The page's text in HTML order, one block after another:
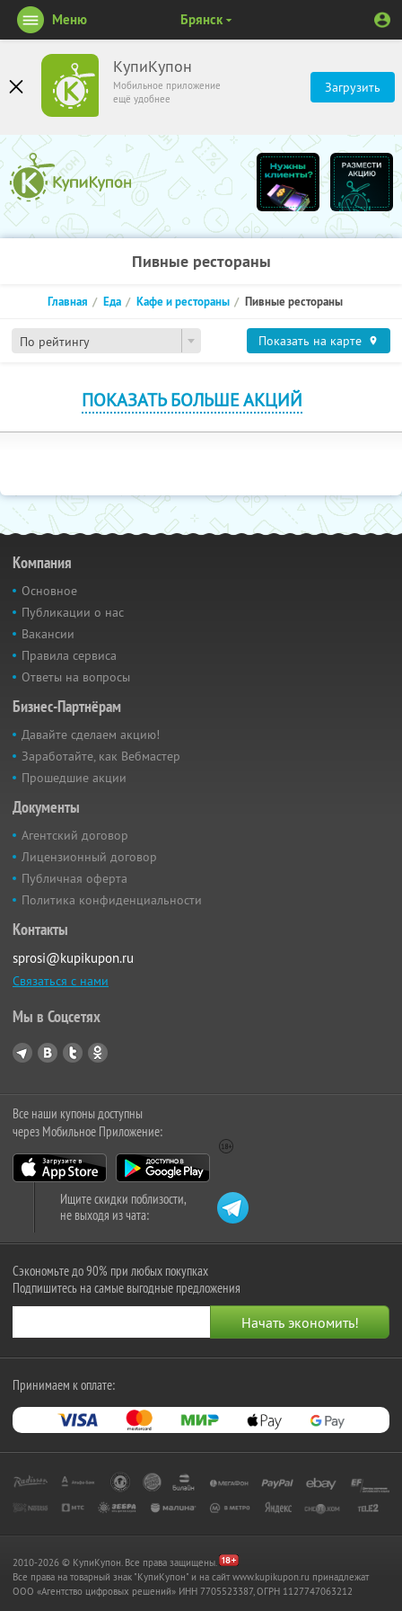
КупиКупон
Мобильное приложение
ещё удобнее
Загрузить
Меню Брянск
Пивные рестораны
По рейтингу
Главная Еда Кафе и рестораны Пивные рестораны
Показать на карте
ПОКАЗАТЬ БОЛЬШЕ АКЦИЙ
Компания
Основное
Публикации о нас
Вакансии
Правила сервиса
Ответы на вопросы
Бизнес-Партнёрам
Давайте сделаем акцию!
Заработайте, как Вебмастер
Прошедшие акции
Документы
Агентский договор
Лицензионный договор
Публичная оферта
Политика конфиденциальности
Контакты
sprosi@kupikupon.ru
Связаться с нами
Мы в Соцсетях
Все наши купоны доступны
через Мобильное Приложение:
Ищите скидки поблизости,
не выходя из чата:
Сэкономьте до 90% при любых покупках
Подпишитесь на самые выгодные предложения
Принимаем к оплате:
2010-2026 © КупиКупон. Все права защищены.
Все права на товарный знак "КупиКупон" и на сайт www.kupikupon.ru принадлежат
OOO «Агентство цифровых решений» ИНН 7705523387, ОГРН 1127747063212